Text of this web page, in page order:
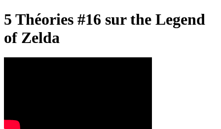
5 Théories #16 sur the Legend
of Zelda